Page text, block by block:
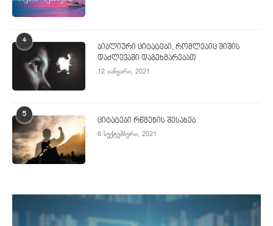
4
ბიბლიური ციტატები, რომლებიც შიშის
დაძლევაში დაგეხმარებათ
12 იანვარი, 2021
5
ციტატები რწმენის შესახებ
6 სექტემბერი, 2021